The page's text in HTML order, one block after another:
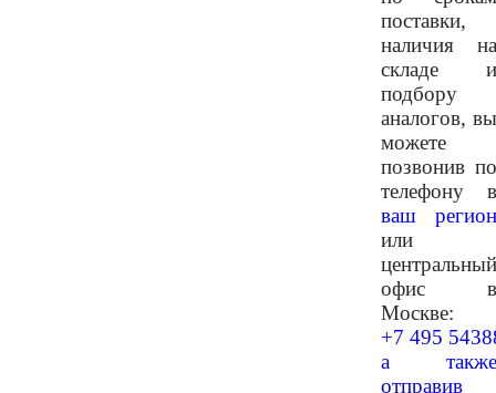
поставки,
наличия на
складе и
подбору
аналогов, вы
можете
позвонив по
телефону в
ваш регион
или
центральный
офис в
Москве:
+7 495
а также
отправив